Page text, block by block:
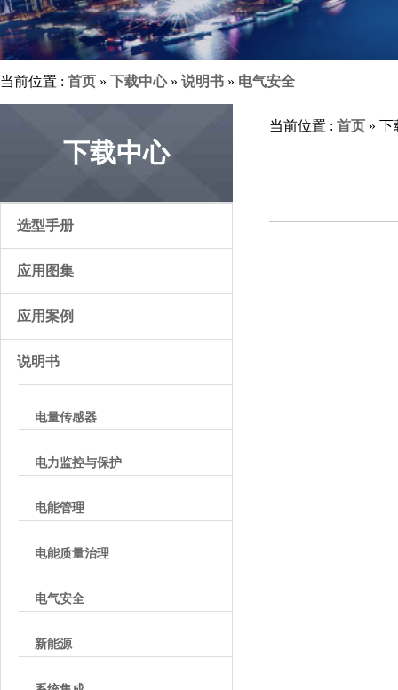
当前位置 : 首页 » 下载中心» 说明书 » 电气安全
下载中心
选型手册
应用图集
应用案例
说明书
电量传感器
电力监控与保护
电能管理
电能质量治理
电气安全
新能源
当前位置 : 首页 » 下